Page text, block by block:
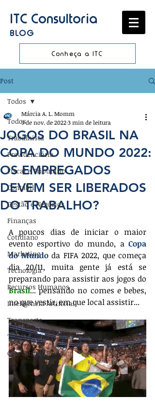
ITC Consultoria
BLOG
Conheça a ITC
Post
Todos
Trabalhista
Previdenciária
Fiscal e Tributário
Contábil
Gestão e Negócios
Finanças
Cotidiano
Marketing
Tecnologia
Recursos Humanos
Inteligência Artificial
Transporte
Transporte de Cargas
CT-e Simplificado
Todos
JOGOS DO BRASIL NA
COPA DO MUNDO 2022:
OS EMPREGADOS
DEVEM SER LIBERADOS
DO TRABALHO?
Márcia A. L. Momm
9 de nov. de 20223 min de leitura
A poucos dias de iniciar o maior
evento esportivo do mundo, a Copa
do Mundo da FIFA 2022, que começa
dia 20/11, muita gente já está se
Brasil... pensando no comes e bebes,
no que vestir, em que local assistir...